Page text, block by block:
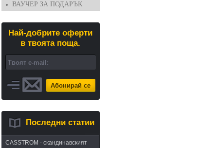
ВАУЧЕР ЗА ПОДАРЪК
Най-добрите оферти
в твоята поща.
Абонирай се
Последни статии
CASSTROM - скандинавският